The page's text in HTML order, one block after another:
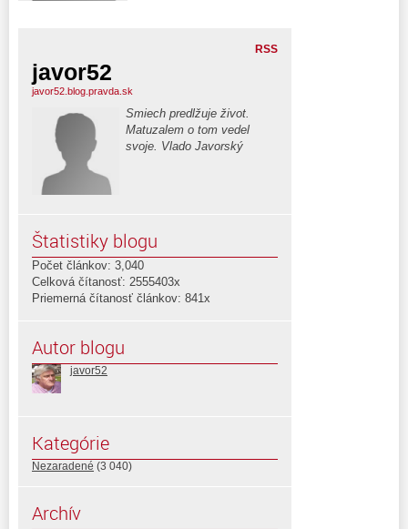
RSS
javor52
javor52.blog.pravda.sk
Smiech predlžuje život.
Matuzalem o tom vedel
svoje. Vlado Javorský
Štatistiky blogu
Počet článkov: 3,040
Celková čítanosť: 2555403x
Priemerná čítanosť článkov: 841x
Autor blogu
javor52
Kategórie
Nezaradené (3 040)
Archív